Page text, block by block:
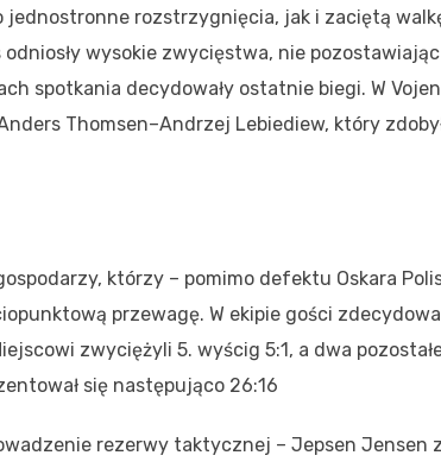
jednostronne rozstrzygnięcia, jak i zaciętą
wysokie zwycięstwa, nie pozostawiając
spotkania decydowały ostatnie biegi. W
Thomsen–Andrzej Lebiediew, który
którzy – pomimo defektu Oskara
przewagę. W ekipie gości
zwyciężyli 5. wyścig 5:1, a dwa
się następująco 26:16
rezerwy taktycznej – Jepsen Jensen